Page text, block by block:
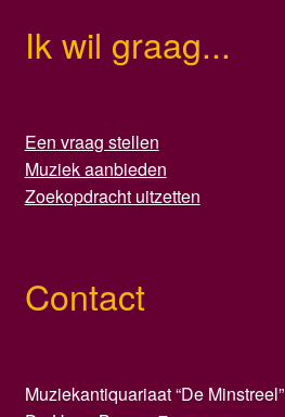
Ik wil graag...
Een vraag stellen
Muziek aanbieden
Zoekopdracht uitzetten
Contact
Muziekantiquariaat “De Minstreel”